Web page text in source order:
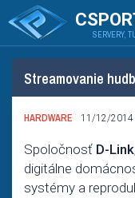
SERVERY,
Streamovanie
HARDWARE 11/12/2014
Spoločnosť D-Link
digitálne
systémy a